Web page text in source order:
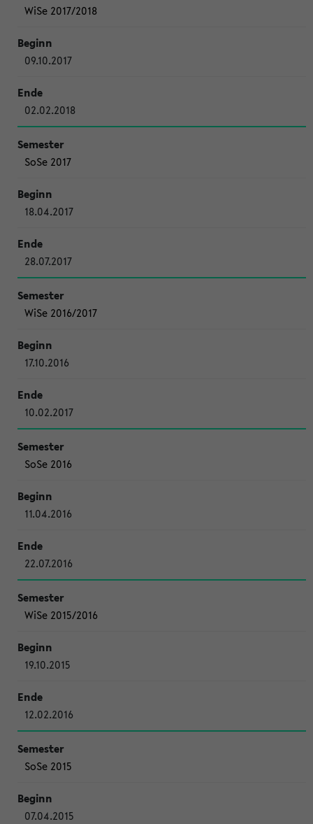
WiSe 2017/2018
09.10.2017
02.02.2018
SoSe 2017
18.04.2017
28.07.2017
WiSe 2016/2017
17.10.2016
10.02.2017
SoSe 2016
11.04.2016
22.07.2016
WiSe 2015/2016
19.10.2015
12.02.2016
SoSe 2015
07.04.2015